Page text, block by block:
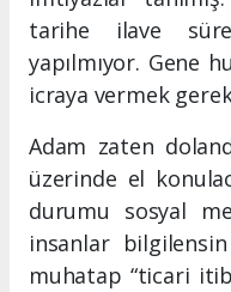
tarihe ilave
yapılmıyor. Gene
icraya vermek
Adam zaten
üzerinde el
durumu sosyal
insanlar
muhatap “ticari